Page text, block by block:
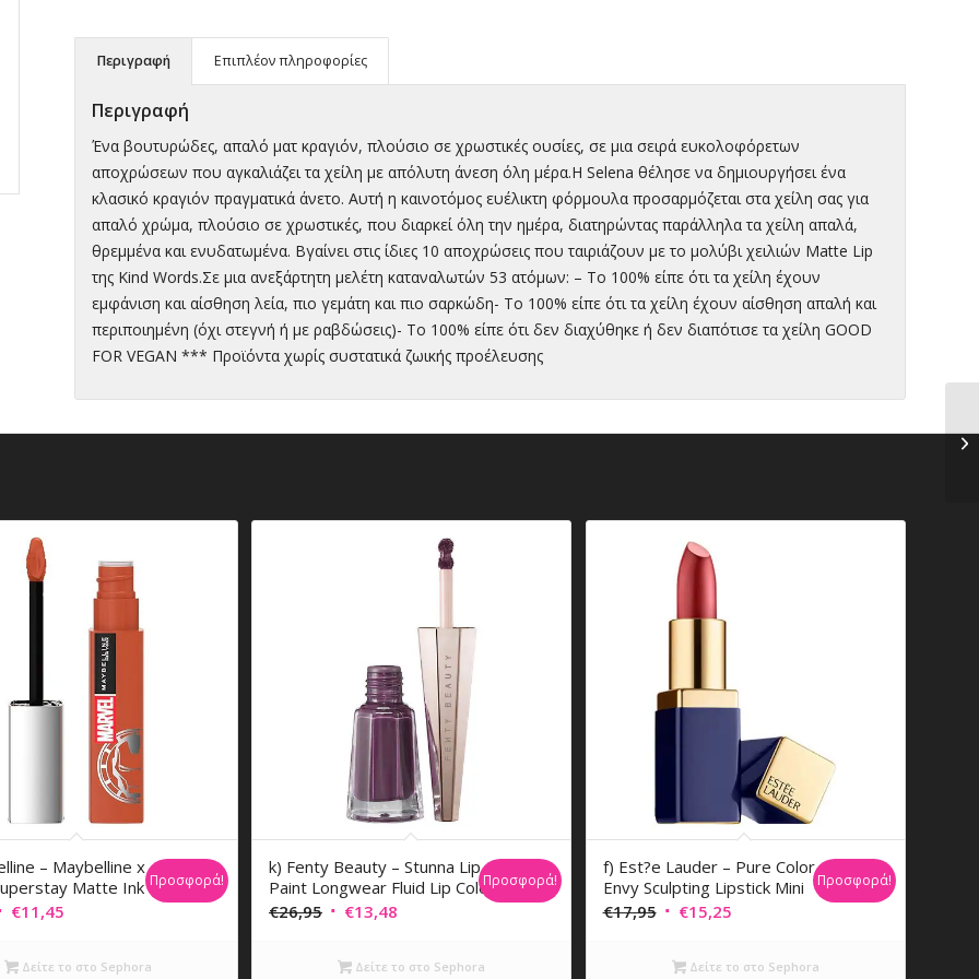
Περιγραφή Επιπλέον πληροφορίες
Περιγραφή
Ένα βουτυρώδες, απαλό ματ κραγιόν, πλούσιο σε χρωστικές ουσίες, σε μια σειρά ευκολοφόρετων
αποχρώσεων που αγκαλιάζει τα χείλη με απόλυτη άνεση όλη μέρα.Η Selena θέλησε να δημιουργήσει ένα
κλασικό κραγιόν πραγματικά άνετο. Αυτή η καινοτόμος ευέλικτη φόρμουλα προσαρμόζεται στα χείλη σας για
απαλό χρώμα, πλούσιο σε χρωστικές, που διαρκεί όλη την ημέρα, διατηρώντας παράλληλα τα χείλη απαλά,
θρεμμένα και ενυδατωμένα. Βγαίνει στις ίδιες 10 αποχρώσεις που ταιριάζουν με το μολύβι χειλιών Matte Lip
της Kind Words.Σε μια ανεξάρτητη μελέτη καταναλωτών 53 ατόμων: – Το 100% είπε ότι τα χείλη έχουν
εμφάνιση και αίσθηση λεία, πιο γεμάτη και πιο σαρκώδη- Το 100% είπε ότι τα χείλη έχουν αίσθηση απαλή και
περιποιημένη (όχι στεγνή ή με ραβδώσεις)- Το 100% είπε ότι δεν διαχύθηκε ή δεν διαπότισε τα χείλη GOOD
FOR VEGAN *** Προϊόντα χωρίς συστατικά ζωικής προέλευσης
– Maybelline x
Matte Ink
was:
€11,45Η
τιμή
Προσφορά!
Δείτε το στο Sephora
k) Fenty Beauty – Stunna Lip
Paint Longwear Fluid Lip Color
€26,95 Original
was:
€13,48
τιμή
Προσφορά!
Δείτε το στο Sephora
f) Est?e Lauder – Pure Color
Envy Sculpting Lipstick Mini
€17,95 Original
was:
€15,25Η
τιμή
Προσφορά!
Δείτε το στο Sephora